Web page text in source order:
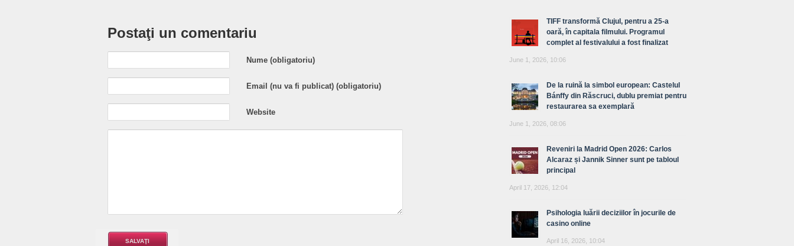
Postaţi un comentariu
Nume (obligatoriu)
Email (nu va fi publicat) (obligatoriu)
Website
TIFF transformă Clujul, pentru a 25-a
oară, în capitala filmului. Programul
complet al festivalului a fost finalizat
June 1, 2026, 10:06
De la ruină la simbol european: Castelul
Bánffy din Răscruci, dublu premiat pentru
restaurarea sa exemplară
June 1, 2026, 08:06
Reveniri la Madrid Open 2026: Carlos
Alcaraz și Jannik Sinner sunt pe tabloul
principal
April 17, 2026, 12:04
Psihologia luării deciziilor în jocurile de
casino online
April 16, 2026, 10:04